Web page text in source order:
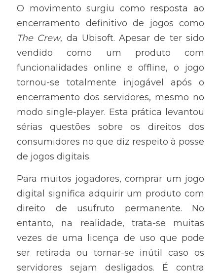
O movimento surgiu como resposta ao
The Crew, da Ubisoft. Apesar de ter sido
vendido como um produto com
funcionalidades online e offline, o jogo
tornou-se totalmente injogável após o
encerramento dos servidores, mesmo no
modo single-player. Esta prática levantou
sérias questões sobre os direitos dos
consumidores no que diz respeito à posse
de jogos digitais.
Para muitos jogadores, comprar um jogo
digital significa adquirir um produto com
direito de usufruto permanente. No
entanto, na realidade, trata-se muitas
vezes de uma licença de uso que pode
ser retirada ou tornar-se inútil caso os
servidores sejam desligados. É contra